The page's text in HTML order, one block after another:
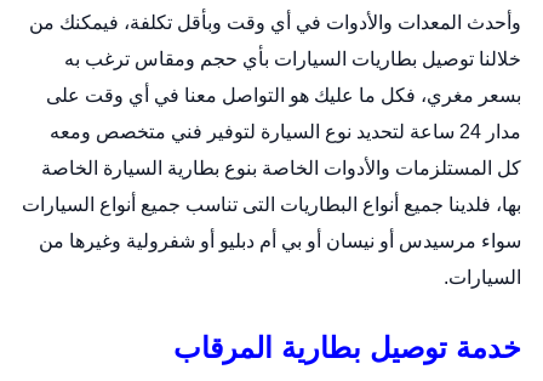
وأحدث المعدات والأدوات في أي وقت وبأقل تكلفة، فيمكنك من
خلالنا توصيل بطاريات السيارات بأي حجم ومقاس ترغب به
بسعر مغري، فكل ما عليك هو التواصل معنا في أي وقت على
مدار 24 ساعة لتحديد نوع السيارة لتوفير فني متخصص ومعه
كل المستلزمات والأدوات الخاصة بنوع بطارية السيارة الخاصة
بها، فلدينا جميع أنواع البطاريات التى تناسب جميع أنواع السيارات
سواء مرسيدس أو نيسان أو بي أم دبليو أو شفرولية وغيرها من
السيارات.
خدمة توصيل بطارية المرقاب